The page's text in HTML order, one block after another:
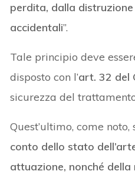
perdita, dalla
accidentali”.
Tale principio deve
disposto con l’art. 32 del
sicurezza del
Quest’ultimo, come noto,
conto dello stato
attuazione, nonché della